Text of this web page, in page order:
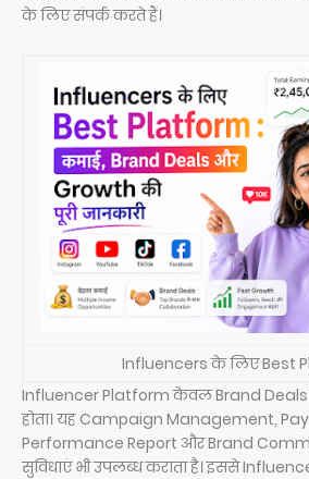
के लिए संपर्क करते हैं।
Influencers के लिए Best
Influencer Platform केवल Brand Deals
होता। यह Campaign Management,
Performance Report और Brand
सुविधाएं भी उपलब्ध कराता है। इससे